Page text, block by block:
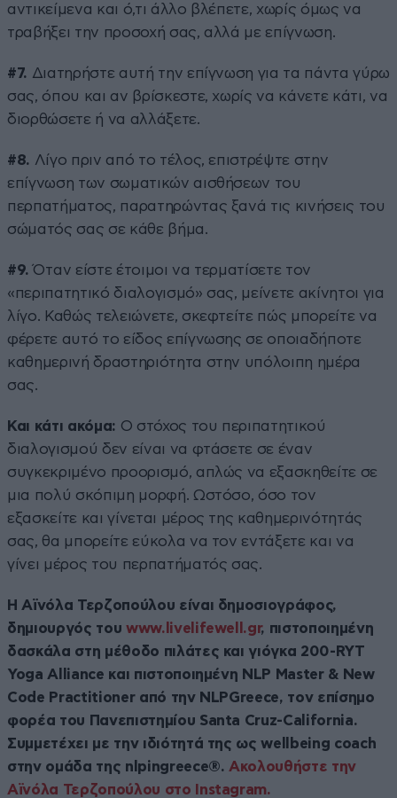
αντικείμενα και ό,τι άλλο βλέπετε, χωρίς όμως να
τραβήξει την προσοχή σας, αλλά με επίγνωση.
#7. Διατηρήστε αυτή την επίγνωση για τα πάντα γύρω
σας, όπου και αν βρίσκεστε, χωρίς να κάνετε κάτι, να
διορθώσετε ή να αλλάξετε.
#8. Λίγο πριν από το τέλος, επιστρέψτε στην
επίγνωση των σωματικών αισθήσεων του
περπατήματος, παρατηρώντας ξανά τις κινήσεις του
σώματός σας σε κάθε βήμα.
#9.Όταν είστε έτοιμοι να τερματίσετε τον
«περιπατητικό διαλογισμό» σας, μείνετε ακίνητοι για
λίγο. Καθώς τελειώνετε, σκεφτείτε πώς μπορείτε να
φέρετε αυτό το είδος επίγνωσης σε οποιαδήποτε
καθημερινή δραστηριότητα στην υπόλοιπη ημέρα
σας.
Και κάτι ακόμα: Ο στόχος του περιπατητικού
διαλογισμού δεν είναι να φτάσετε σε έναν
συγκεκριμένο προορισμό, απλώς να εξασκηθείτε σε
μια πολύ σκόπιμη μορφή. Ωστόσο, όσο τον
εξασκείτε και γίνεται μέρος της καθημερινότητάς
σας, θα μπορείτε εύκολα να τον εντάξετε και να
γίνει μέρος του περπατήματός σας.
Η Αϊνόλα Τερζοπούλου είναι δημοσιογράφος,
δημιουργός του www.livelifewell.gr, πιστοποιημένη
δασκάλα στη μέθοδο πιλάτες και γιόγκα 200-RYT
Yoga Alliance και πιστοποιημένη NLP Master & New
Code Practitioner από την NLPGreece, τον επίσημο
φορέα του Πανεπιστημίου Santa Cruz-California.
Συμμετέχει με την ιδιότητά της ως wellbeing coach
στην ομάδα της nlpingreece®. Ακολουθήστε την
Αϊνόλα Τερζοπούλου στο Instagram.